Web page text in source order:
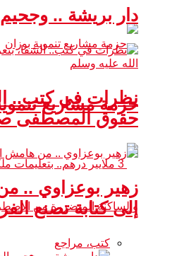
حزمة مشاريع
دار بريشة .. وجحيم
نظرات في كتب..
حقوق المصطفى
زهير بوعزاوي ..
إلى كتابة تصنع
كتب، مراجع